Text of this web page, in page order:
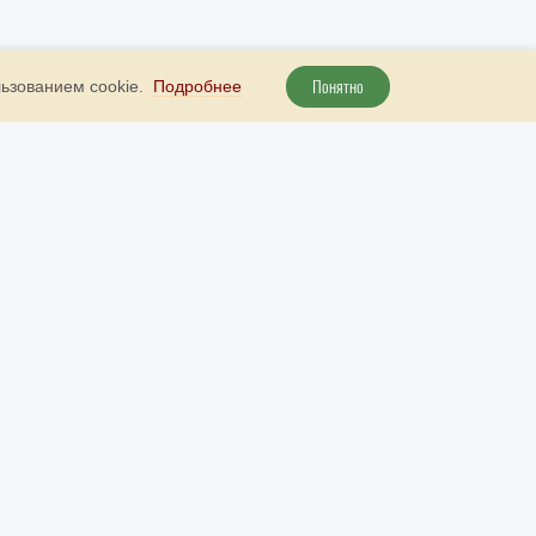
cookie. Подробнее Понятно